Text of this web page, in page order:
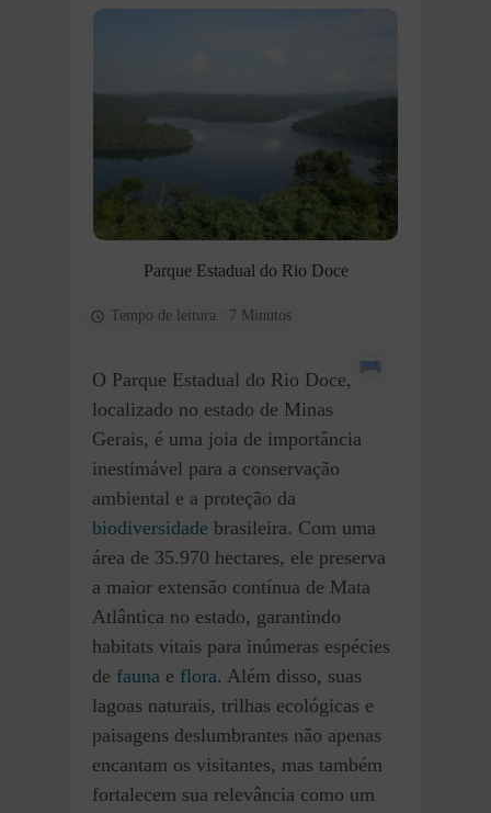
Parque Estadual do Rio Doce
Tempo de leitura : 7 Minutos
O Parque Estadual do Rio Doce,
localizado no estado de Minas
Gerais, é uma joia de importância
inestimável para a conservação
ambiental e a proteção da
biodiversidade brasileira. Com uma
área de 35.970 hectares, ele preserva
a maior extensão contínua de Mata
Atlântica no estado, garantindo
habitats vitais para inúmeras espécies
de fauna e flora. Além disso, suas
lagoas naturais, trilhas ecológicas e
paisagens deslumbrantes não apenas
encantam os visitantes, mas também
fortalecem sua relevância como um